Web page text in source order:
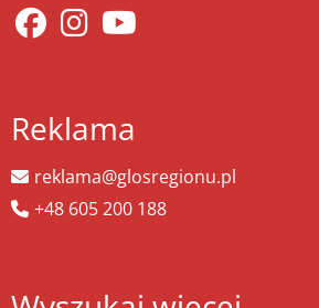
Reklama
reklama@glosregionu.pl
+48 605 200 188